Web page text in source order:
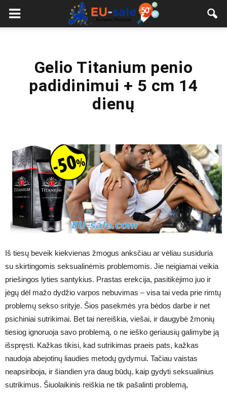
European
Gelio Titanium penio
padidinimui + 5 cm 14
dienų
Iš tiesų beveik kiekvienas žmogus anksčiau ar vėliau susiduria
su skirtingomis seksualinėmis problemomis. Jie neigiamai veikia
priešingos lyties santykius. Prastas erekcija, pasitikėjimo juo ir
jėgų dėl mažo dydžio varpos nebuvimas – visa tai veda prie rimtų
problemų sekso srityje. Šios pasekmės yra bėdos darbe ir net
psichiniai sutrikimai. Bet tai nereiškia, viešai, ir daugybė žmonių
tiesiog ignoruoja savo problemą, o ne ieško geriausių galimybe ją
išspręsti. Kažkas tikisi, kad sutrikimas praeis pats, kažkas
naudoja abejotinų liaudies metodų gydymui. Tačiau vaistas
neapsiriboja, ir šiandien yra daug būdų, kaip gydyti seksualinius
sutrikimus. Šiuolaikinis reiškia ne tik pašalinti problemą,